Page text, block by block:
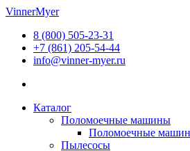
Перейти
содержимому
VinnerMyer
8 (800) 505-23-31
+7 (861) 205-54-44
info@vinner-myer.ru
Каталог
Поломоечные машины
Поломоечные
Пылесосы